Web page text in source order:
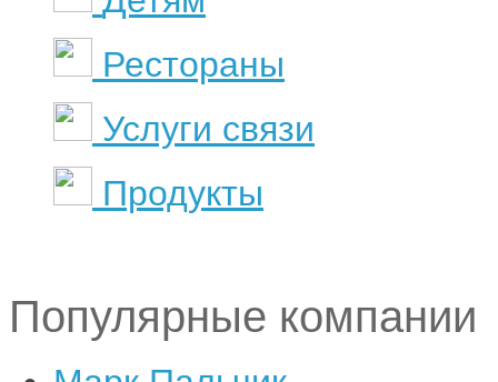
Рестораны
Услуги связи
Продукты
Популярные компании